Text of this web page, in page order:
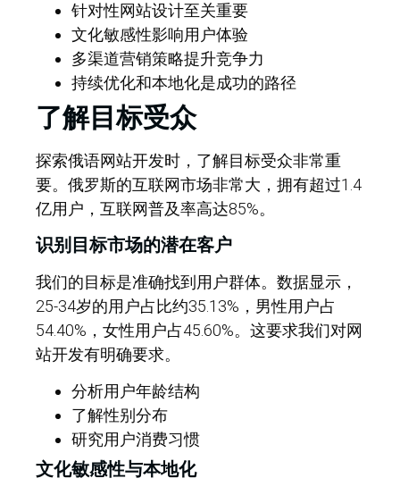
针对性网站设计至关重要
文化敏感性影响用户体验
多渠道营销策略提升竞争力
持续优化和本地化是成功的路径
了解目标受众
探索俄语网站开发时，了解目标受众非常重
要。俄罗斯的互联网市场非常大，拥有超过1.4
亿用户，互联网普及率高达85%。
识别目标市场的潜在客户
我们的目标是准确找到用户群体。数据显示，
25-34岁的用户占比约35.13%，男性用户占
54.40%，女性用户占45.60%。这要求我们对网
站开发有明确要求。
分析用户年龄结构
了解性别分布
研究用户消费习惯
文化敏感性与本地化